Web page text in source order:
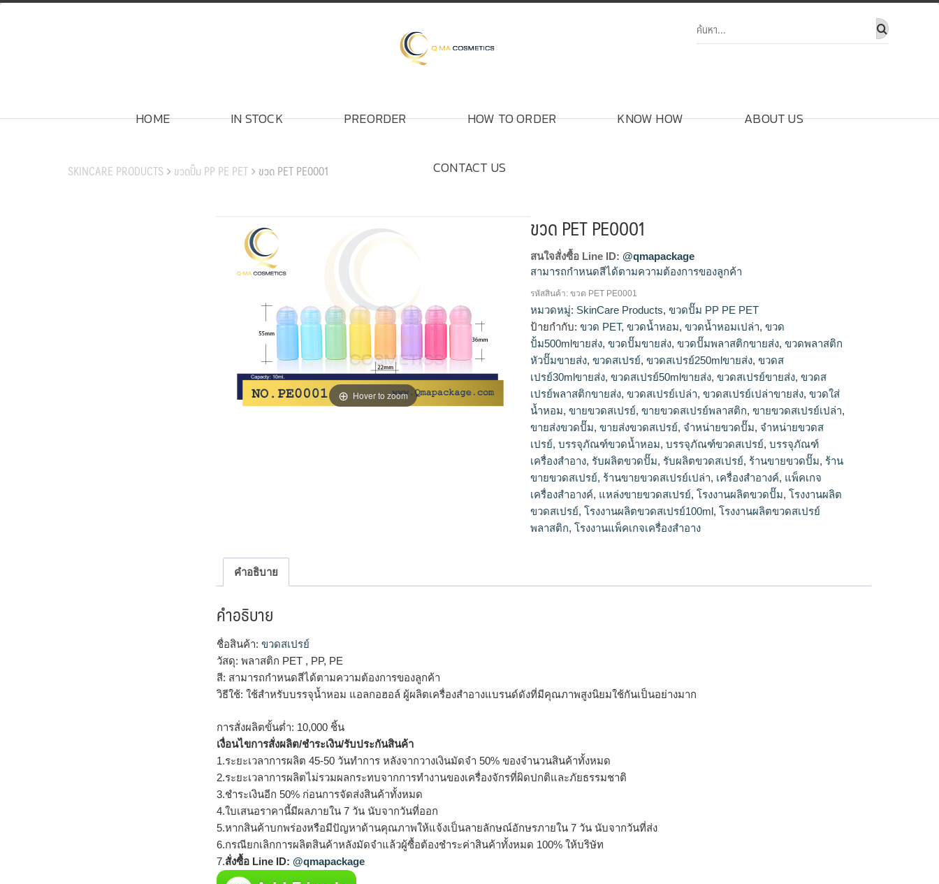
Skip
HOME IN STOCK PREORDER HOW TO ORDER KNOW HOW ABOUT US
CONTACT US
SKINCARE PRODUCTS ขวดปั๊ม PP PE PET ขวด PET PE0001
Hover to zoom
ขวด PET PE0001
สนใจสั่งซื้อ Line ID: @qmapackage
สามารถกำหนดสีได้ตามความต้องการของลูกค้า
โรงงานผลิตขวดสเปรย์,รับผลิตขวดสเปรย์,ขายส่งขวดสเปรย์,จำหน่าย
ขวดสเปรย์,ขายขวดสเปรย์,ร้านขายขวดสเปรย์,ขวดสเปรย์ขายส่ง,ขวด
สเปรย์30mlขายส่ง,ขวดสเปรย์พลาสติกขายส่ง,ขวดส
เปรย์250mlขายส่ง,ขวดสเปรย์50mlขายส่ง,โรงงานผลิตขวดสเปรย์
พลาสติก,ขายขวดสเปรย์พลาสติก,ร้านขายขวดสเปรย์เปล่า,ขายขวดส
เปรย์เปล่า,โรงงานผลิตขวดสเปรย์100ml,ขวดสเปรย์เปล่า
ขายส่ง,dbaleขวดสเปรย์,แหล่งขายขวดสเปรย์,โรงงานผลิตขวด
ปั๊ม,จำหน่ายขวดปั๊ม,ขายส่งขวดปั๊ม,รับผลิตขวดปั๊ม,ขวดปั๊มขายส่ง,ขวด
ปั๊มพลาสติกขายส่ง,ขวดปั้ม500mlขายส่ง,ร้านขายขวดปั๊ม,ขวดพลาสติก
หัวปั๊มขายส่ง,plasticparkบรรจุภัณฑ์
รหัสสินค้า:ขวด PET PE0001
หมวดหมู่: SkinCare Products,ขวดปั๊ม PP PE PET
ป้ายกำกับ:ขวด PET,ขวดน้ำหอม,ขวดน้ำหอมเปล่า,ขวด
ปั้ม500mlขายส่ง,ขวดปั๊มขายส่ง,ขวดปั๊มพลาสติกขายส่ง,ขวดพลาสติก
หัวปั๊มขายส่ง,ขวดสเปรย์,ขวดสเปรย์250mlขายส่ง,ขวดส
เปรย์30mlขายส่ง,ขวดสเปรย์50mlขายส่ง,ขวดสเปรย์ขายส่ง,ขวดส
เปรย์พลาสติกขายส่ง,ขวดสเปรย์เปล่า,ขวดสเปรย์เปล่าขายส่ง,ขวดใส่
น้ำหอม,ขายขวดสเปรย์,ขายขวดสเปรย์พลาสติก,ขายขวดสเปรย์เปล่า,
ขายส่งขวดปั๊ม,ขายส่งขวดสเปรย์, จำหน่ายขวดปั๊ม, จำหน่ายขวดส
เปรย์,บรรจุภัณฑ์ขวดน้ำหอม,บรรจุภัณฑ์ขวดสเปรย์,บรรจุภัณฑ์
เครื่องสำอาง, รับผลิตขวดปั๊ม, รับผลิตขวดสเปรย์, ร้านขายขวดปั๊ม, ร้าน
ขายขวดสเปรย์, ร้านขายขวดสเปรย์เปล่า, เครื่องสำอางค์, แพ็คเกจ
เครื่องสำอางค์, แหล่งขายขวดสเปรย์,โรงงานผลิตขวดปั๊ม,โรงงานผลิต
ขวดสเปรย์,โรงงานผลิตขวดสเปรย์100ml,โรงงานผลิตขวดสเปรย์
พลาสติก,โรงงานแพ็คเกจเครื่องสำอาง
คำอธิบาย
คำอธิบาย
ชื่อสินค้า: ขวดสเปรย์
วัสดุ: พลาสติก PET , PP, PE
สี: สามารถกำหนดสีได้ตามความต้องการของลูกค้า
วิธีใช้: ใช้สำหรับบรรจุน้ำหอม แอลกอฮอล์ ผู้ผลิตเครื่องสำอางแบรนด์ดังที่มีคุณภาพสูงนิยมใช้กันเป็นอย่างมาก
การสั่งผลิตขั้นต่ำ: 10,000 ชิ้น
เงื่อนไขการสั่งผลิต/ชำระเงิน/รับประกันสินค้า
1.ระยะเวลาการผลิต 45-50 วันทำการ หลังจากวางเงินมัดจำ 50% ของจำนวนสินค้าทั้งหมด
2.ระยะเวลาการผลิตไม่รวมผลกระทบจากการทำงานของเครื่องจักรที่ผิดปกติและภัยธรรมชาติ
3.ชำระเงินอีก 50% ก่อนการจัดส่งสินค้าทั้งหมด
4.ใบเสนอราคานี้มีผลภายใน 7 วัน นับจากวันที่ออก
5.หากสินค้าบกพร่องหรือมีปัญหาด้านคุณภาพให้แจ้งเป็นลายลักษณ์อักษรภายใน 7 วัน นับจากวันที่ส่ง
6.กรณียกเลิกการผลิตสินค้าหลังมัดจำแล้วผู้ซื้อต้องชำระค่าสินค้าทั้งหมด 100% ให้บริษัท
7.สั่งซื้อ Line ID: @qmapackage